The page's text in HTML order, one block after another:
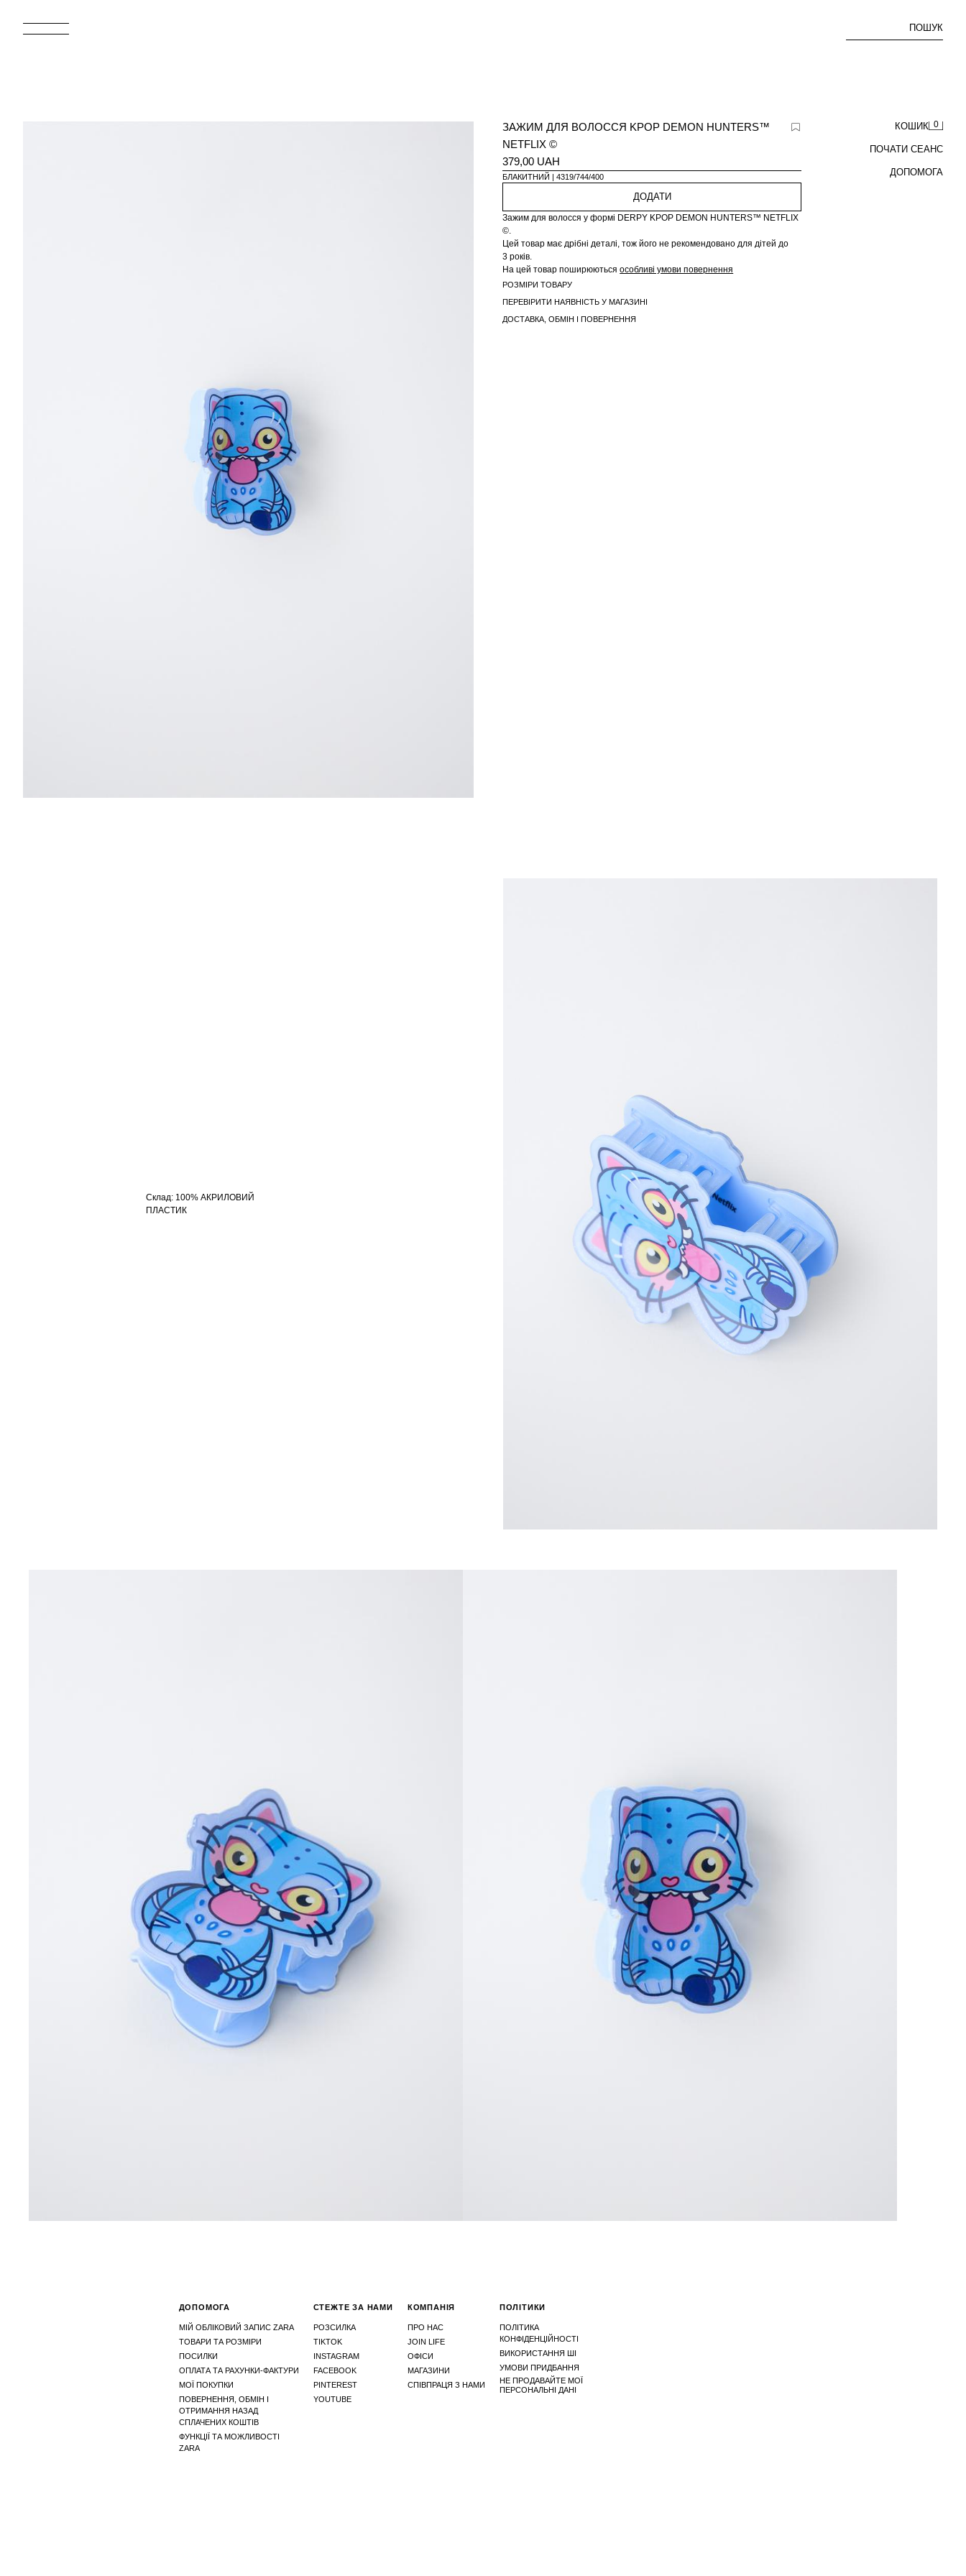
ПОШУК
КОШИК 0
ПОЧАТИ СЕАНС
ДОПОМОГА
ЗАЖИМ ДЛЯ ВОЛОССЯ KPOP DEMON HUNTERS™
NETFLIX ©
379,00 UAH
БЛАКИТНИЙ 4319/744/400
ДОДАТИ
Зажим для волосся у формі DERPY KPOP DEMON HUNTERS™ NETFLIX
©.
Цей товар має дрібні деталі, тож його не рекомендовано для дітей до
3 років.
На цей товар поширюютьсяособливі умови повернення
РОЗМІРИ ТОВАРУ
ПЕРЕВІРИТИ НАЯВНІСТЬ У МАГАЗИНІ
ДОСТАВКА, ОБМІН І ПОВЕРНЕННЯ
Склад: 100% АКРИЛОВИЙ
ПЛАСТИК
ДОПОМОГА
МІЙ ОБЛІКОВИЙ ЗАПИС ZARA
ТОВАРИ ТА РОЗМІРИ
ПОСИЛКИ
ОПЛАТА ТА РАХУНКИ-ФАКТУРИ
МОЇ ПОКУПКИ
ПОВЕРНЕННЯ, ОБМІН І
ОТРИМАННЯ НАЗАД
СПЛАЧЕНИХ КОШТІВ
ФУНКЦІЇ ТА МОЖЛИВОСТІ
ZARA
СТЕЖТЕ ЗА НАМИ
РОЗСИЛКА
TIKTOK
INSTAGRAM
FACEBOOK
PINTEREST
YOUTUBE
КОМПАНІЯ
ПРО НАС
JOIN LIFE
ОФІСИ
МАГАЗИНИ
СПІВПРАЦЯ З НАМИ
ПОЛІТИКИ
ПОЛІТИКА
КОНФІДЕНЦІЙНОСТІ
ВИКОРИСТАННЯ ШІ
УМОВИ ПРИДБАННЯ
НЕ ПРОДАВАЙТЕ МОЇ
ПЕРСОНАЛЬНІ ДАНІ